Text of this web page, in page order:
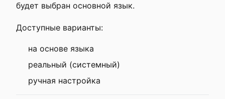
будет выбран основной язык.
Доступные варианты:
на основе языка
реальный (системный)
ручная настройка